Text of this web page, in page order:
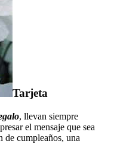
Tarjeta
, llevan siempre
el mensaje que sea
de cumpleaños, una